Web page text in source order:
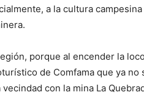
a la cultura
porque al encender la
de Comfama que ya
con la mina La